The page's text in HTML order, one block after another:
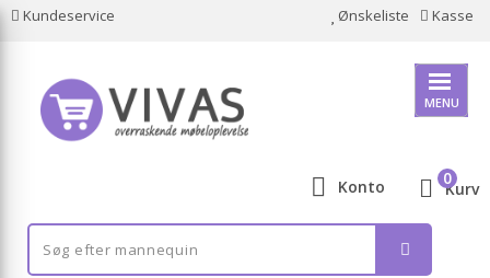
Kundeservice Ønskeliste Kasse
MENU
Konto Kurv
0